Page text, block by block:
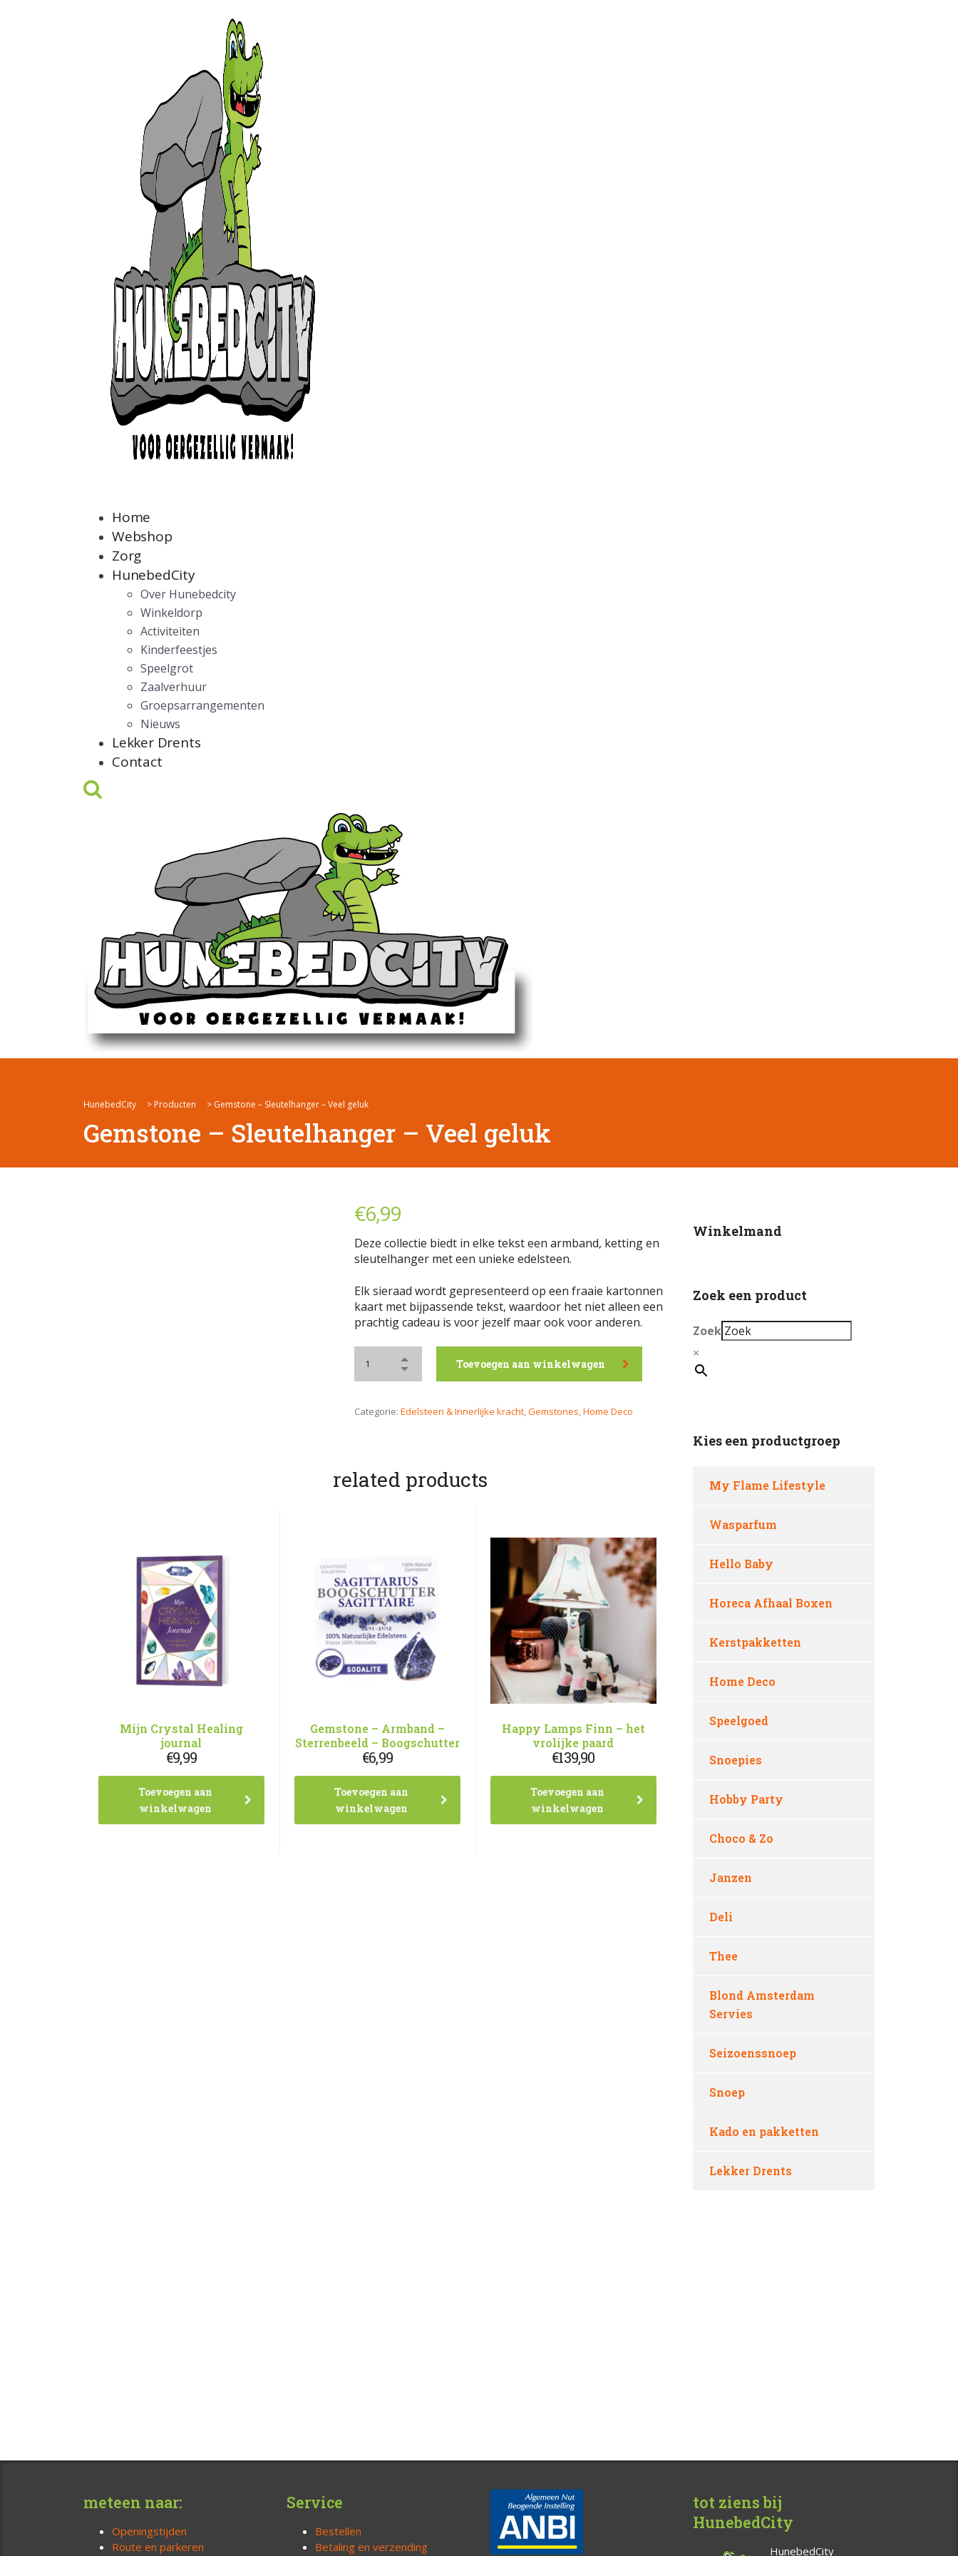
Home
Webshop
Zorg
HunebedCity
Over Hunebedcity
Winkeldorp
Activiteiten
Kinderfeestjes
Speelgrot
Zaalverhuur
Groepsarrangementen
Nieuws
Lekker Drents
Contact
HunebedCity > Producten > Gemstone – Sleutelhanger – Veel geluk
Gemstone – Sleutelhanger – Veel geluk
€6,99
Deze collectie biedt in elke tekst een armband, ketting en
sleutelhanger met een unieke edelsteen.
Elk sieraad wordt gepresenteerd op een fraaie kartonnen
kaart met bijpassende tekst, waardoor het niet alleen een
prachtig cadeau is voor jezelf maar ook voor anderen.
Toevoegen aan winkelwagen
Categorie: Edelsteen & Innerlijke kracht,Gemstones,Home Deco
related products
Mijn Crystal Healing
journal
€9,99
Toevoegen aan
winkelwagen
Gemstone – Armband –
Sterrenbeeld – Boogschutter
€6,99
Toevoegen aan
winkelwagen
Happy Lamps Finn – het
vrolijke paard
€139,90
Toevoegen aan
winkelwagen
Winkelmand
Zoek een product
Zoek
×
Kies een productgroep
My Flame Lifestyle
Wasparfum
Hello Baby
Horeca Afhaal Boxen
Kerstpakketten
Home Deco
Speelgoed
Snoepies
Hobby Party
Choco & Zo
Janzen
Deli
Thee
Blond Amsterdam
Servies
Seizoenssnoep
Snoep
Kado en pakketten
Lekker Drents
meteen naar:
Openingstijden
Route en parkeren
Service
Bestellen
Betaling en verzending
tot ziens bij
HunebedCity
HunebedCity